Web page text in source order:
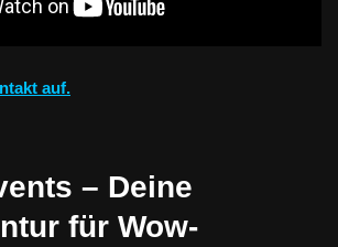
auf.
– Deine
für Wow-